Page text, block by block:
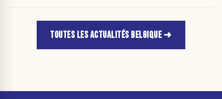
TOUTES LES ACTUALITÉS BELGIQUE